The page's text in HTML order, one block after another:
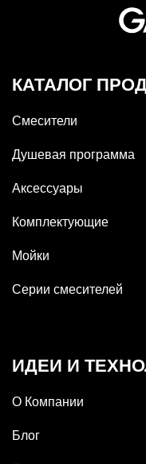
КАТАЛОГ
Смесители
Душевая программа
Аксессуары
Комплектующие
Мойки
Серии смесителей
ИДЕИ И
О Компании
Блог